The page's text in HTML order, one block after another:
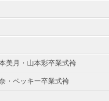
美月・山本彩卒業式袴
・ベッキー卒業式袴